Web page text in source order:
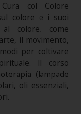
col Colore
colore e i suoi
colore, come
il movimento,
per coltivare
Il corso
(lampade
oli essenziali,